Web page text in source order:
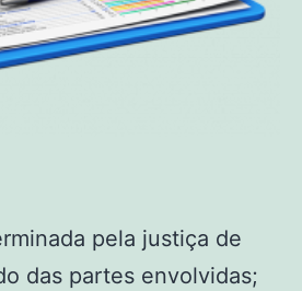
pela justiça de
das partes envolvidas;